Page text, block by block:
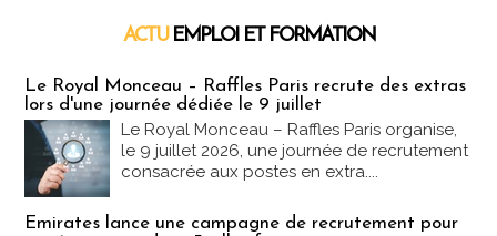
ACTU EMPLOI ET FORMATION
Le Royal Monceau – Raffles Paris recrute des extras
lors d'une journée dédiée le 9 juillet
Le Royal Monceau – Raffles Paris organise,
le 9 juillet 2026, une journée de recrutement
consacrée aux postes en extra....
Emirates lance une campagne de recrutement pour